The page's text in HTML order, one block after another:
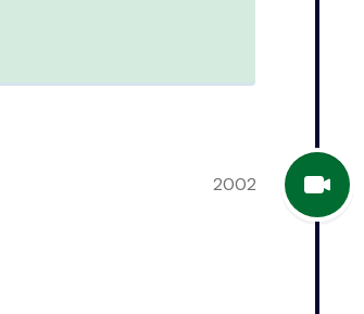
2002